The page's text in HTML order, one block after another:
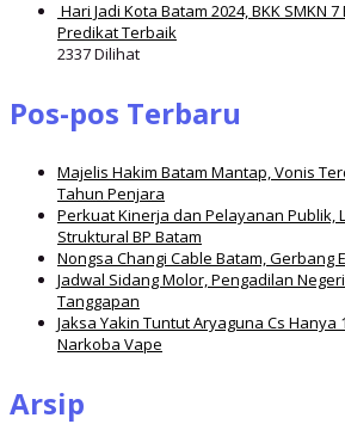
Hari Jadi Kota Batam 2024, BKK SMKN
Predikat Terbaik
2337 Dilihat
Pos-pos Terbaru
Majelis Hakim Batam Mantap, Vonis
Tahun Penjara
Perkuat Kinerja dan Pelayanan Publik,
Struktural BP Batam
Nongsa Changi Cable Batam, Gerbang
Jadwal Sidang Molor, Pengadilan
Tanggapan
Jaksa Yakin Tuntut Aryaguna Cs Hanya
Narkoba Vape
Arsip